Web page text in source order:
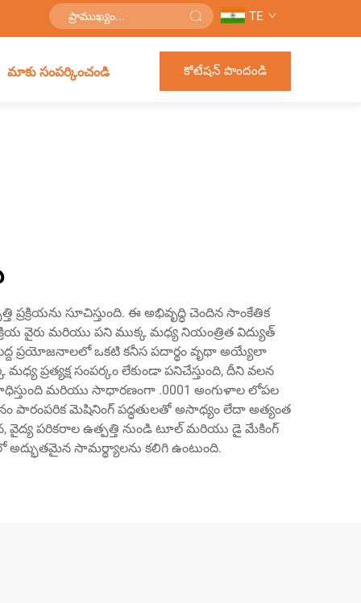
TE
మాకు సంపర్కించండి కోటేషన్ పొందండి
సూచిస్తుంది. ఈ అభివృద్ధి చెందిన సాంకేతిక
వైరు మరియు పని ముక్క మధ్య నియంత్రిత విద్యుత్
ప్రయోజనాలలో ఒకటి కనీస పదార్థం వృథా అయ్యేలా
ప్రత్యక్ష సంపర్కం లేకుండా పనిచేస్తుంది, దీని వలన
మరియు సాధారణంగా .0001 అంగుళాల లోపల
పారంపరిక మెషినింగ్ పద్ధతులతో అసాధ్యం లేదా అత్యంత
పరికరాల ఉత్పత్తి నుండి టూల్ మరియు డై మేకింగ్
అద్భుతమైన సామర్థ్యాలను కలిగి ఉంటుంది.